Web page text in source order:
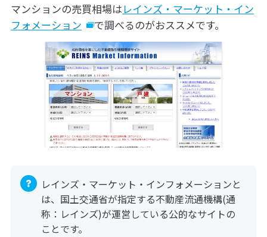
マンションの売買相場はレインズ・マーケット・イン
フォメーション
で調べるのがおススメです。
レインズ・マーケット・インフォメーションと
は、国土交通省が指定する不動産流通機構(通
称：レインズ)が運営している公的なサイトの
ことです。